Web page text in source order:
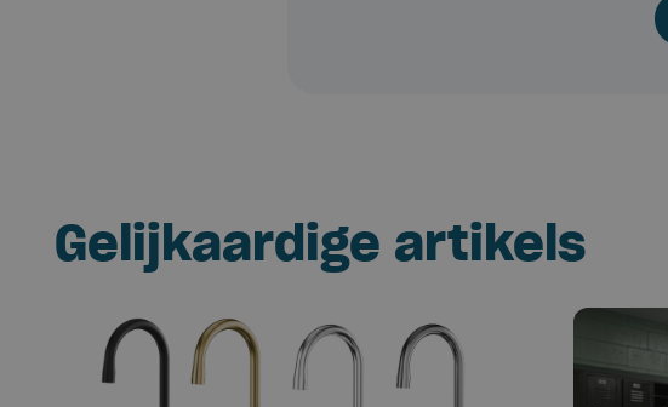
Gelijkaardige artikels